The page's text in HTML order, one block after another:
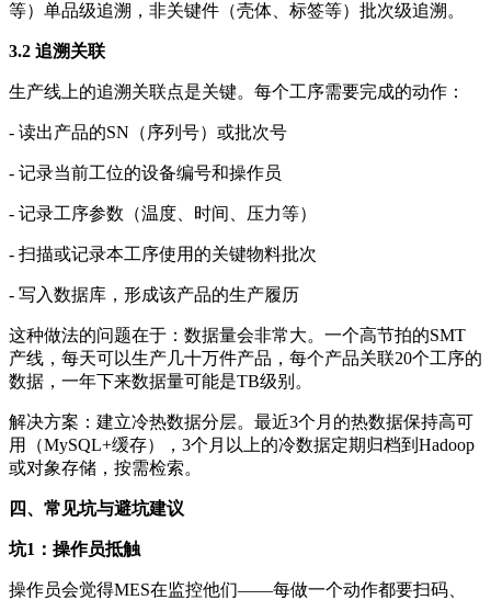
等）单品级追溯，非关键件（壳体、标签等）批次级追溯。
3.2 追溯关联
生产线上的追溯关联点是关键。每个工序需要完成的动作：
- 读出产品的SN（序列号）或批次号
- 记录当前工位的设备编号和操作员
- 记录工序参数（温度、时间、压力等）
- 扫描或记录本工序使用的关键物料批次
- 写入数据库，形成该产品的生产履历
这种做法的问题在于：数据量会非常大。一个高节拍的SMT
产线，每天可以生产几十万件产品，每个产品关联20个工序的
数据，一年下来数据量可能是TB级别。
解决方案：建立冷热数据分层。最近3个月的热数据保持高可
用（MySQL+缓存），3个月以上的冷数据定期归档到Hadoop
或对象存储，按需检索。
四、常见坑与避坑建议
坑1：操作员抵触
操作员会觉得MES在监控他们——每做一个动作都要扫码、